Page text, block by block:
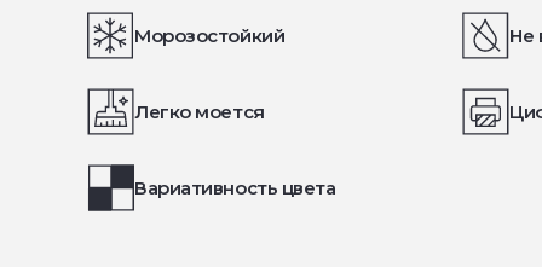
Морозостойкий Не
Легко моется
Вариативность цвета